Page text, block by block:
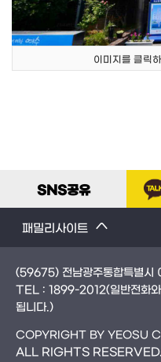
이미지를 클릭
SNS공유
패밀리사이트
(59675) 전남광주통합특별시
TEL : 1899-2012(일반전화
됩니다.)
COPYRIGHT BY YEOSU
ALL RIGHTS RESERVED.